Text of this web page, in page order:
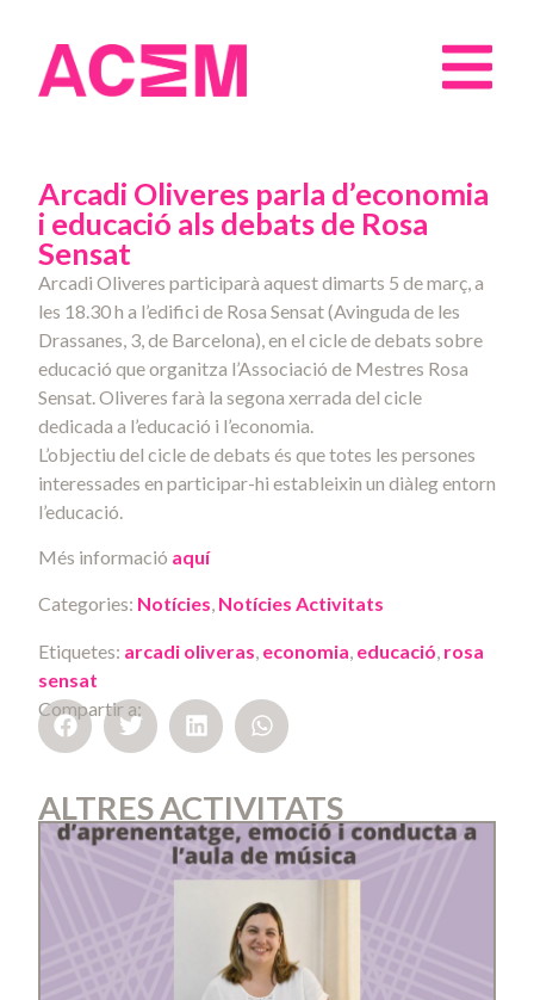
Arcadi Oliveres parla d’economia
i educació als debats de Rosa
Sensat
Arcadi Oliveres participarà aquest dimarts 5 de març, a
les 18.30 h a l’edifici de Rosa Sensat (Avinguda de les
Drassanes, 3, de Barcelona), en el cicle de debats sobre
educació que organitza l’Associació de Mestres Rosa
Sensat. Oliveres farà la segona xerrada del cicle
dedicada a l’educació i l’economia.
L’objectiu del cicle de debats és que totes les persones
interessades en participar-hi estableixin un diàleg entorn
l’educació.
Més informació aquí
Categories: Notícies Notícies Activitats
Etiquetes: arcadi oliveras economia educació rosa
sensat
Compartir a:
ALTRES ACTIVITATS